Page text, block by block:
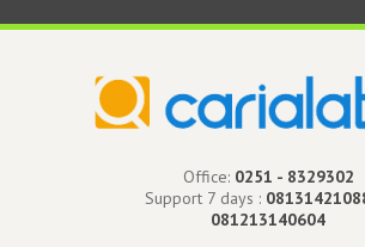
Office: 0251 - 8329302
Support 7 days :
081213140604